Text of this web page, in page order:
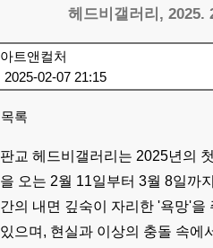
헤드비갤러리, 2025.
아트앤컬처
2025-02-07 21:15
목록
판교 헤드비갤러리는 2025년의
을 오는 2월 11일부터 3월 8일까
간의 내면 깊숙이 자리한 '욕망'을
있으며, 현실과 이상의 충돌 속에